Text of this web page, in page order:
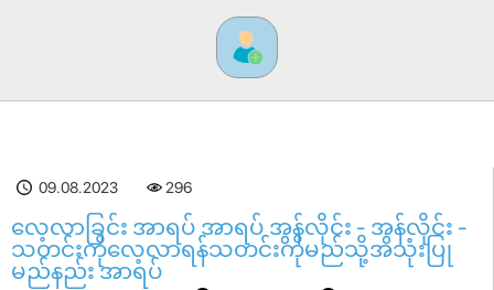
09.08.2023 296
လေ့လာခြင်း အာရပ် အာရပ် အွန်လိုင်း - အွန်လိုင်း -
သတင်းကိုလေ့လာရန်သတင်းကိုမည်သို့အသုံးပြု
မည်နည်း အာရပ်